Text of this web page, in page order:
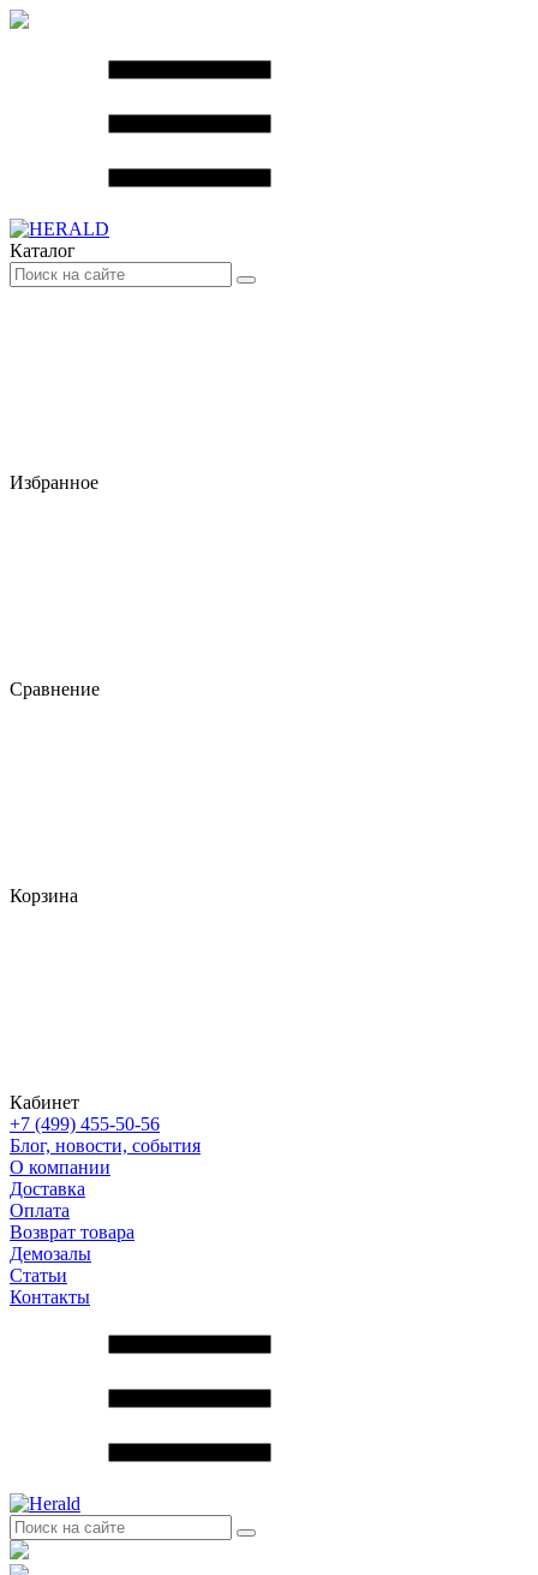
Каталог
Избранное
Сравнение
Корзина
Кабинет
+7 (499) 455-50-56
Блог, новости, события
О компании
Доставка
Оплата
Возврат товара
Демозалы
Статьи
Контакты